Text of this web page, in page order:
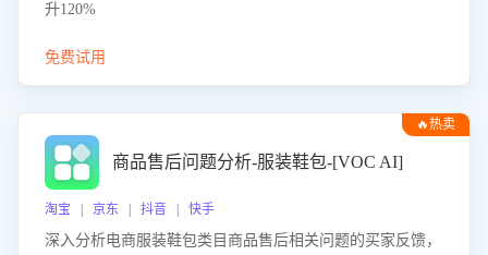
升120%
免费试用
🔥热卖
商品售后问题分析-服装鞋包-[VOC AI]
淘宝 | 京东 | 抖音 | 快手
深入分析电商服装鞋包类目商品售后相关问题的买家反馈，